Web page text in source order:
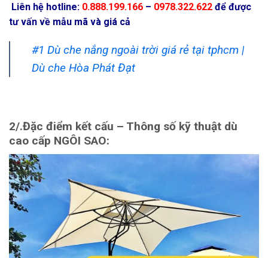
Liên hệ hotline: 0.888.199.166 – 0978.322.622 để được
tư vấn về mẫu mã và giá cả
#1 Dù che nắng ngoài trời giá rẻ tại tphcm |
Dù che Hòa Phát Đạt
2/.Đặc điểm kết cấu – Thông số kỹ thuật dù
cao cấp NGÔI SAO: